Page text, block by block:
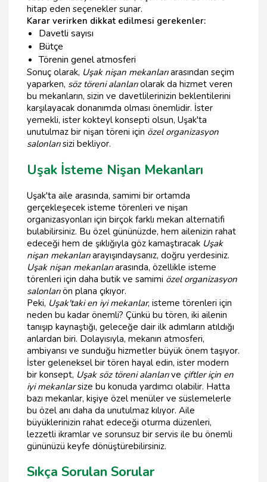
hitap eden seçenekler sunar.
Karar verirken dikkat edilmesi gerekenler:
Davetli sayısı
Bütçe
Törenin genel atmosferi
Sonuç olarak, Uşak nişan mekanlarıarasından seçim
yaparken, söz töreni alanlarıolarak da hizmet veren
bu mekanların, sizin ve davetlilerinizin beklentilerini
karşılayacak donanımda olması önemlidir. İster
yemekli, ister kokteyl konsepti olsun, Uşak'ta
unutulmaz bir nişan töreni için özel organizasyon
salonlarısizi bekliyor.
Uşak İsteme Nişan Mekanları
Uşak'ta aile arasında, samimi bir ortamda
gerçekleşecek isteme törenleri ve nişan
organizasyonları için birçok farklı mekan alternatifi
bulabilirsiniz. Bu özel gününüzde, hem ailenizin rahat
edeceği hem de şıklığıyla göz kamaştıracak Uşak
nişan mekanlarıarayışındaysanız, doğru yerdesiniz.
Uşak nişan mekanlarıarasında, özellikle isteme
törenleri için daha butik ve samimi özel organizasyon
salonlarıön plana çıkıyor.
Peki, Uşak'taki en iyi mekanlar, isteme törenleri için
neden bu kadar önemli? Çünkü bu tören, iki ailenin
tanışıp kaynaştığı, geleceğe dair ilk adımların atıldığı
anlardan biri. Dolayısıyla, mekanın atmosferi,
ambiyansı ve sunduğu hizmetler büyük önem taşıyor.
İster geleneksel bir tören hayal edin, ister modern
bir konsept, Uşak söz töreni alanlarıve çiftler için en
iyi mekanlarsize bu konuda yardımcı olabilir. Hatta
bazı mekanlar, kişiye özel menüler ve süslemelerle
bu özel anı daha da unutulmaz kılıyor. Aile
büyüklerinizin rahat edeceği oturma düzenleri,
lezzetli ikramlar ve sorunsuz bir servis ile bu önemli
gününüzü keyfe dönüştürebilirsiniz.
Sıkça Sorulan Sorular